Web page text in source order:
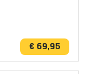
€ 69,95